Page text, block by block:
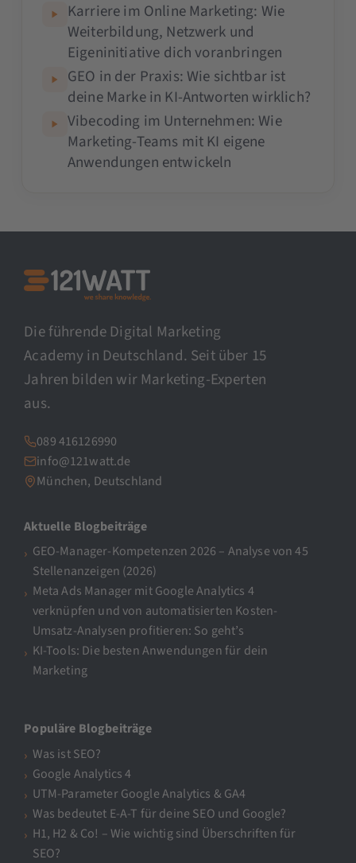
Karriere im Online Marketing: Wie
Weiterbildung, Netzwerk und
Eigeninitiative dich voranbringen
GEO in der Praxis: Wie sichtbar ist
deine Marke in KI-Antworten wirklich?
Vibecoding im Unternehmen: Wie
Marketing-Teams mit KI eigene
Anwendungen entwickeln
Die führende Digital Marketing
Academy in Deutschland. Seit über 15
Jahren bilden wir Marketing-Experten
aus.
089 416126990
info@121watt.de
München, Deutschland
Aktuelle Blogbeiträge
GEO-Manager-Kompetenzen 2026 – Analyse von 45
Stellenanzeigen (2026)
Meta Ads Manager mit Google Analytics 4
verknüpfen und von automatisierten Kosten-
Umsatz-Analysen profitieren: So geht’s
KI-Tools: Die besten Anwendungen für dein
Marketing
Populäre Blogbeiträge
Was ist SEO?
Google Analytics 4
UTM-Parameter Google Analytics & GA4
Was bedeutet E-A-T für deine SEO und Google?
H1, H2 & Co! – Wie wichtig sind Überschriften für
SEO?